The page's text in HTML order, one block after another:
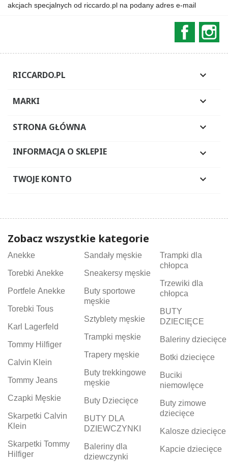
akcjach specjalnych od riccardo.pl na podany adres e-mail
RICCARDO.PL 
MARKI 
STRONA GŁÓWNA 
INFORMACJA O SKLEPIE 
TWOJE KONTO 
Zobacz wszystkie kategorie
Anekke
Torebki Anekke
Portfele Anekke
Torebki Tous
Karl Lagerfeld
Tommy Hilfiger
Calvin Klein
Tommy Jeans
Czapki Męskie
Skarpetki Calvin
Klein
Skarpetki Tommy
Hilfiger
Sandały męskie
Sneakersy męskie
Buty sportowe
męskie
Sztyblety męskie
Trampki męskie
Trapery męskie
Buty trekkingowe
męskie
Buty Dziecięce
BUTY DLA
DZIEWCZYNKI
Baleriny dla
dziewczynki
Trampki dla
chłopca
Trzewiki dla
chłopca
BUTY
DZIECIĘCE
Baleriny dziecięce
Botki dziecięce
Buciki
niemowlęce
Buty zimowe
dziecięce
Kalosze dziecięce
Kapcie dziecięce